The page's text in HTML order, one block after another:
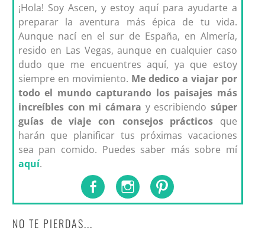
¡Hola! Soy Ascen, y estoy aquí para ayudarte a
preparar la aventura más épica de tu vida.
Aunque nací en el sur de España, en Almería,
resido en Las Vegas, aunque en cualquier caso
dudo que me encuentres aquí, ya que estoy
siempre en movimiento. Me dedico a viajar por
todo el mundo capturando los paisajes más
increíbles con mi cámara y escribiendo súper
guías de viaje con consejos prácticos que
harán que planificar tus próximas vacaciones
sea pan comido. Puedes saber más sobre mí
aquí.
NO TE PIERDAS...